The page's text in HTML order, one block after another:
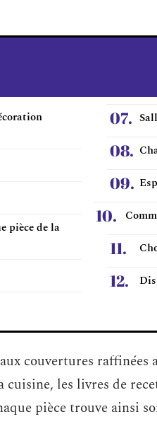
pièce de la
couvertures raffinées
les livres de
pièce trouve ainsi